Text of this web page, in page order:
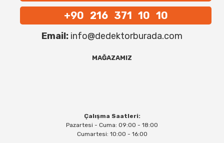
+90 216 371 10 10
Email: info@dedektorburada.com
MAĞAZAMIZ
Çalışma Saatleri:
Pazartesi - Cuma: 09:00 - 18:00
Cumartesi: 10:00 - 16:00